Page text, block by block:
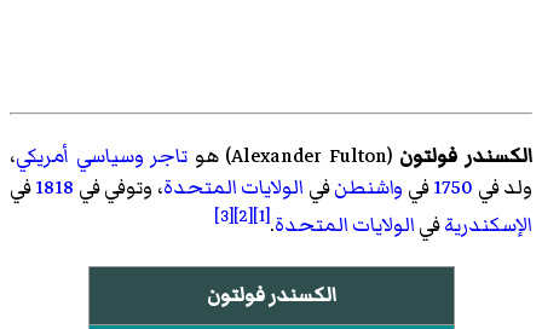
الكسندر فولتون (
Alexander Fulton)‏ هو تاجر وسياسي أمريكي،
ولد في 1750في واشنطنفي الولايات المتحدة، وتوفي في 1818في
الإسكندريةفيالولايات المتحدة.
[1]
[2]
[3]
الكسندر فولتون